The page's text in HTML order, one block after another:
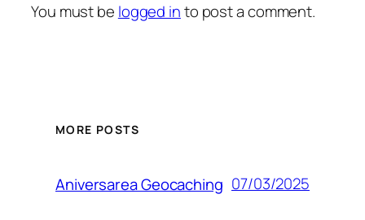
You must be logged into post a comment.
MORE POSTS
Aniversarea Geocaching 07/03/2025